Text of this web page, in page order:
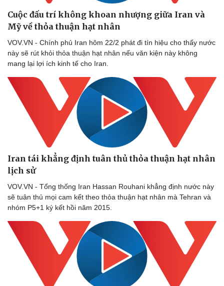
Cuộc đấu trí không khoan nhượng giữa Iran và
Mỹ về thỏa thuận hạt nhân
VOV.VN - Chính phủ Iran hôm 22/2 phát đi tín hiệu cho thấy nước
này sẽ rút khỏi thỏa thuận hạt nhân nếu văn kiện này không
mang lại lợi ích kinh tế cho Iran.
Iran tái khẳng định tuân thủ thỏa thuận hạt nhân
lịch sử
VOV.VN - Tổng thống Iran Hassan Rouhani khẳng định nước này
sẽ tuân thủ mọi cam kết theo thỏa thuận hạt nhân mà Tehran và
nhóm P5+1 ký kết hồi năm 2015.